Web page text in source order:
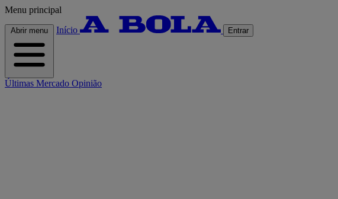
Menu principal
Abrir menu Início Entrar
Últimas Mercado Opinião